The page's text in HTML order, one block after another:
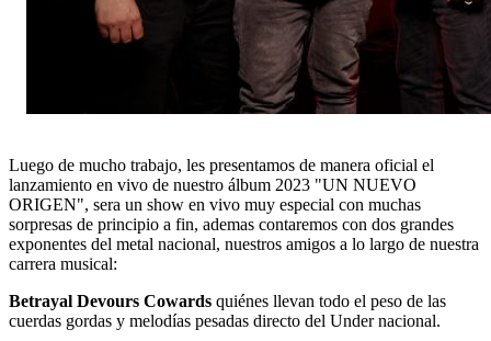
Luego de mucho trabajo, les presentamos de manera oficial el
lanzamiento en vivo de nuestro álbum 2023 "UN NUEVO
ORIGEN", sera un show en vivo muy especial con muchas
sorpresas de principio a fin, ademas contaremos con dos grandes
exponentes del metal nacional, nuestros amigos a lo largo de nuestra
carrera musical:
Betrayal Devours Cowards quiénes llevan todo el peso de las
cuerdas gordas y melodías pesadas directo del Under nacional.